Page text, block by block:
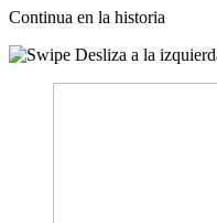
Continua en la historia
Desliza a la